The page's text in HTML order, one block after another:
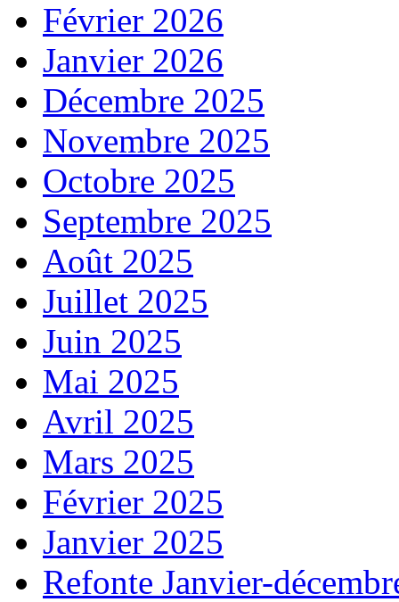
Février 2026
Janvier 2026
Décembre 2025
Novembre 2025
Octobre 2025
Septembre 2025
Août 2025
Juillet 2025
Juin 2025
Mai 2025
Avril 2025
Mars 2025
Février 2025
Janvier 2025
Refonte Janvier-